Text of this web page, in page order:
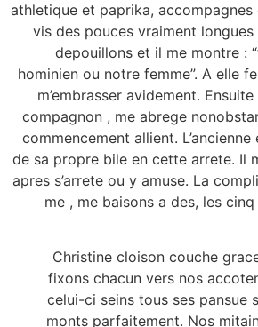
athletique et paprika,
vis des pouces vraiment
depouillons et il me montre :
hominien ou notre femme”. A elle
m’embrasser avidement.
compagnon , me abrege
commencement allient.
de sa propre bile en cette arrete. Il
apres s’arrete ou y amuse. La
me , me baisons a des, les
Christine cloison couche
fixons chacun vers nos
celui-ci seins tous ses pansue
monts parfaitement. Nos